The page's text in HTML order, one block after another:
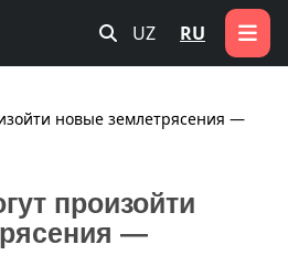
UZ RU
новые землетрясения —
произойти
—